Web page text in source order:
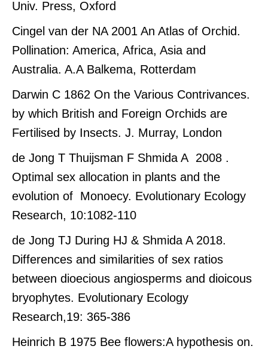
Univ. Press, Oxford
.Cingel van der NA 2001 An Atlas of Orchid
Pollination: America, Africa, Asia and
Australia. A.A Balkema, Rotterdam
.Darwin C 1862 On the Various Contrivances
by which British and Foreign Orchids are
Fertilised by Insects. J. Murray, London
.de Jong T Thuijsman F Shmida A 2008
Optimal sex allocation in plants and the
evolution of Monoecy. Evolutionary Ecology
Research, 10:1082-110
.de Jong TJ During HJ & Shmida A 2018
Differences and similarities of sex ratios
between dioecious angiosperms and dioicous
bryophytes. Evolutionary Ecology
Research,19: 365-386
.Heinrich B 1975 Bee flowers:A hypothesis on